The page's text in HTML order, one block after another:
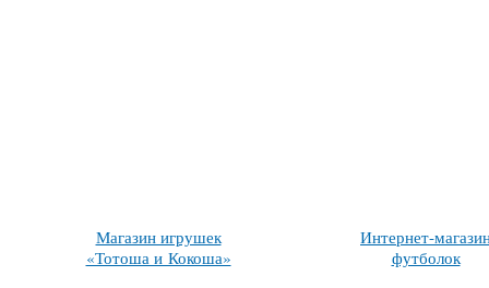
Магазин игрушек
«Тотоша и Кокоша»
Интернет-
футболок